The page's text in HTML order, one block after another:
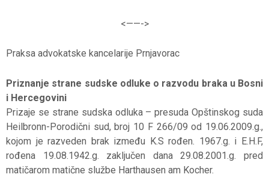
<——->
Praksa advokatske kancelarije Prnjavorac
Priznanje strane sudske odluke o razvodu braka u Bosni
i Hercegovini
Prizaje se strane sudska odluka – presuda Opštinskog suda
Heilbronn-Porodični sud, broj 10 F 266/09 od 19.06.2009.g.,
kojom je razveden brak između K.S rođen. 1967.g. i E.H.F,
rođena 19.08.1942.g. zaključen dana 29.08.2001.g. pred
matičarom matične službe Harthausen am Kocher.